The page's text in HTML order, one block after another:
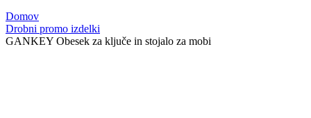
Domov
Drobni promo izdelki
GANKEY Obesek za ključe in stojalo za mobi